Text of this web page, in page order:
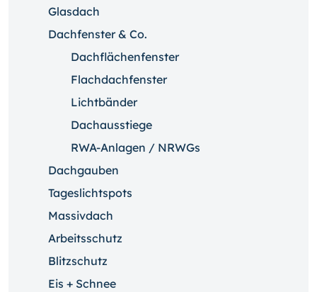
Glasdach
Dachfenster & Co.
Dachflächenfenster
Flachdachfenster
Lichtbänder
Dachausstiege
RWA-Anlagen / NRWGs
Dachgauben
Tageslichtspots
Massivdach
Arbeitsschutz
Blitzschutz
Eis + Schnee